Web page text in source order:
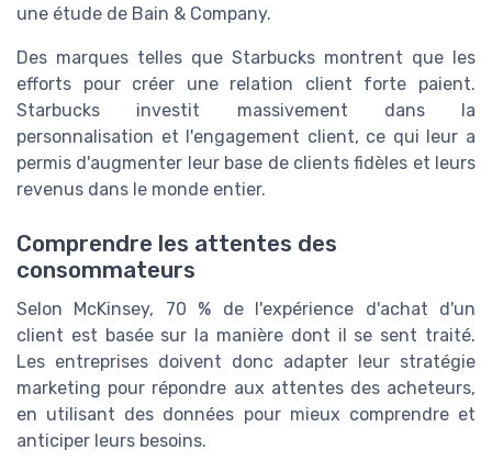
une étude de Bain & Company.
Des marques telles que Starbucks montrent que les
efforts pour créer une relation client forte paient.
Starbucks investit massivement dans la
personnalisation et l'engagement client, ce qui leur a
permis d'augmenter leur base de clients fidèles et leurs
revenus dans le monde entier.
Comprendre les attentes des
consommateurs
Selon McKinsey, 70 % de l'expérience d'achat d'un
client est basée sur la manière dont il se sent traité.
Les entreprises doivent donc adapter leur stratégie
marketing pour répondre aux attentes des acheteurs,
en utilisant des données pour mieux comprendre et
anticiper leurs besoins.